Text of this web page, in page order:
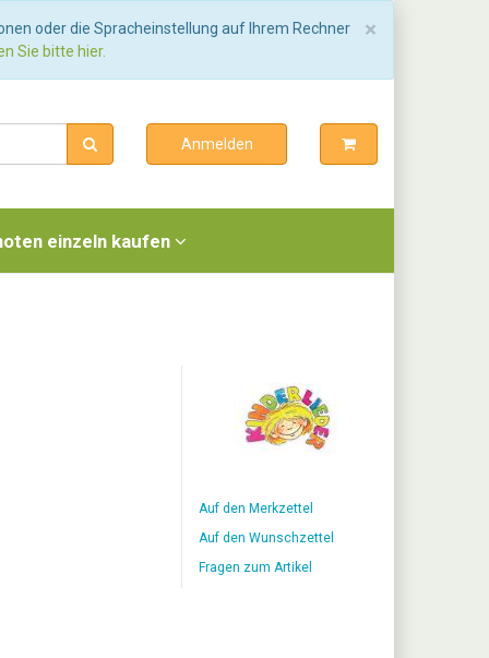
×
oder die Spracheinstellung auf Ihrem Rechner
Sie bitte hier.
Anmelden
einzeln kaufen
Auf den Merkzettel
Auf den Wunschzettel
Fragen zum Artikel